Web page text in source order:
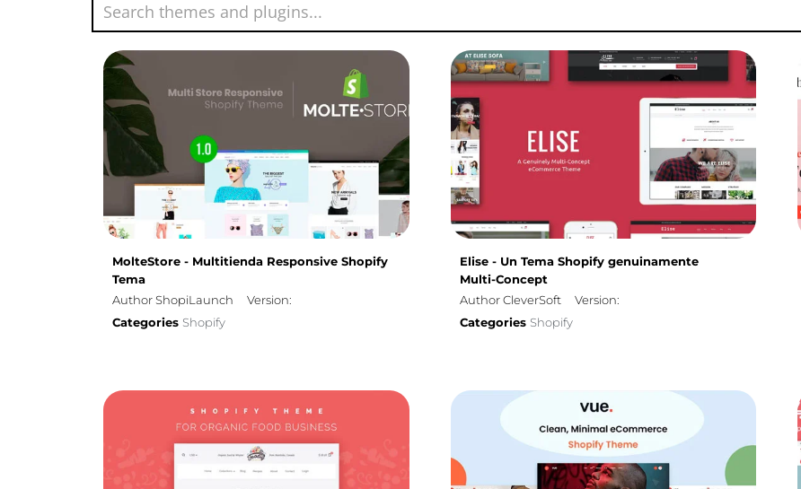
MolteStore - Multitienda Responsive Shopify
Tema
Author ShopiLaunch
Version:
Categories Shopify
Elise - Un Tema Shopify genuinamente
Multi-Concept
Author CleverSoft
Version:
Categories Shopify